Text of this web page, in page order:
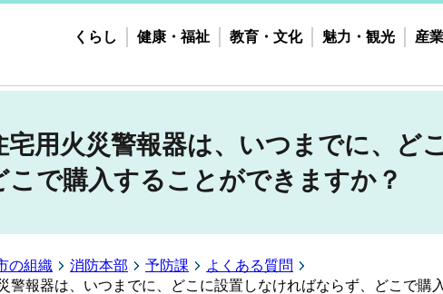
くらし 健康・福祉 教育・文化 魅力・観光 産
宅用火災警報器は、いつまでに、ど
こで購入することができますか？
の組織 消防本部 予防課
よくある質問
警報器は、いつまでに、どこに設置しなければならず、どこで購